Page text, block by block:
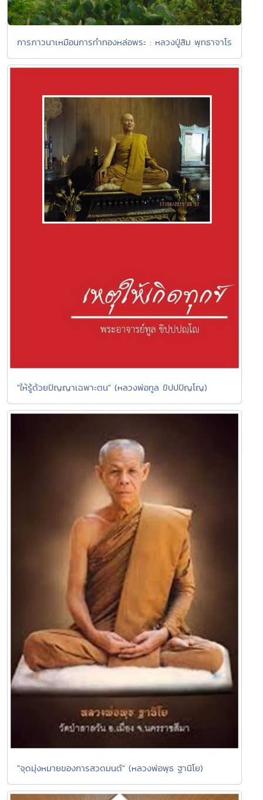
การภาวนาเหมือนการทำทองหล่อพระ : หลวงปู่สิม พุทธาจาโร
"ให้รู้ด้วยปัญญาเฉพาะตน" (หลวงพ่อทูล ขิปปปัญโญ)
"จุดมุ่งหมายของการสวดมนต์" (หลวงพ่อพุธ ฐานิโย)